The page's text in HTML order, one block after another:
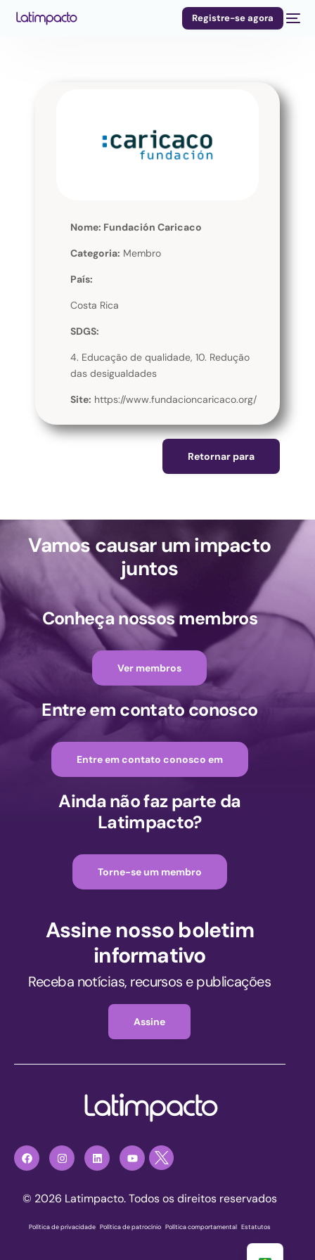
Registre-se agora
Nome: Fundación Caricaco
Categoria: Membro
País:
Costa Rica
SDGS:
4. Educação de qualidade, 10. Redução
das desigualdades
Site: https://www.fundacioncaricaco.org/
Retornar para
Vamos causar um impacto
juntos
Conheça nossos membros
Ver membros
Entre em contato conosco
Entre em contato conosco em
Ainda não faz parte da
Latimpacto?
Torne-se um membro
Assine nosso boletim
informativo
Receba notícias, recursos e publicações
Assine
© 2026 Latimpacto. Todos os direitos reservados
Política de privacidade|Política de patrocínio|Política comportamental|Estatutos
Registre-se agora